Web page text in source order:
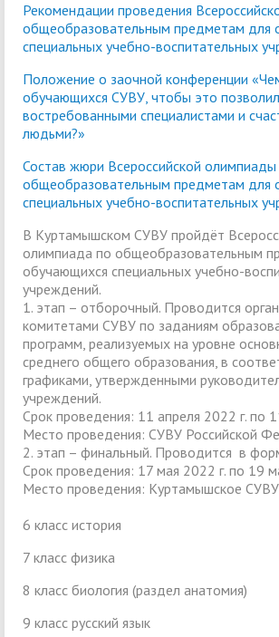
Рекомендации проведения
общеобразовательным предметам для
специальных учебно-воспитательных
Положение о заочной конференции
обучающихся СУВУ, чтобы это
востребованными специалистами и
людьми?»
Состав жюри Всероссийской олимпиады
общеобразовательным предметам для
специальных учебно-воспитательных
В Куртамышском СУВУ пройдёт
олимпиада по общеобразовательным
обучающихся специальных учебно-
учреждений.
1. этап – отборочный. Проводится
комитетами СУВУ по заданиям
программ, реализуемых на уровне
среднего общего образования, в
графиками, утвержденными
учреждений.
Срок проведения: 11 апреля 2022 г. по
Место проведения: СУВУ Российской
2. этап – финальный. Проводится в
Срок проведения: 17 мая 2022 г. по 19
Место проведения: Куртамышское СУВУ
6 класс история
7 класс физика
8 класс биология (раздел анатомия)
9 класс русский язык